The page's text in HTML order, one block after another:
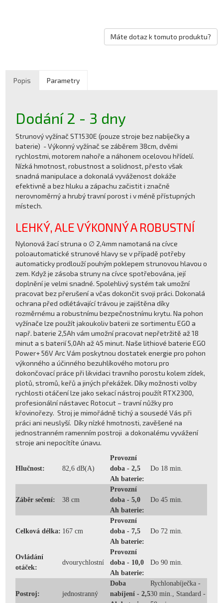
Máte dotaz k tomuto produktu?
Popis Parametry
Dodání 2 - 3 dny
Strunový vyžínač ST1530E (pouze stroje bez nabíječky a
baterie) - Výkonný vyžínač se záběrem 38cm, dvěmi
rychlostmi, motorem nahoře a náhonem ocelovou hřídelí.
Nízká hmotnost, robustnost a solidnost, přesto však
snadná manipulace a dokonalá vyváženost dokáže
efektivně a bez hluku a zápachu začistit i značně
nerovnoměrný a hrubý travní porost i v méně přístupných
místech.
LEHKÝ, ALE VÝKONNÝ A ROBUSTNÍ
Nylonová žací struna o ∅ 2,4mm namotaná na cívce
poloautomatické strunové hlavy se v případě potřeby
automaticky prodlouží pouhým poklepem strunovou hlavou o
zem. Když je zásoba struny na cívce spotřebována, její
doplnění je velmi snadné. Spolehlivý systém tak umožní
pracovat bez přerušení a včas dokončit svoji práci. Dokonalá
ochrana před odlétávající trávou je zajištěna díky
rozměrnému a robustnímu bezpečnostnímu krytu. Na pohon
vyžínače lze použít jakoukoliv baterii ze sortimentu EGO a
např. baterie 2,5Ah vám umožní pracovat nepřetržitě až 18
minut a s baterií 5,0Ah až 45 minut. Naše lithiové baterie EGO
Power+ 56V Arc Vám poskytnou dostatek energie pro pohon
výkonného a účinného bezuhlíkového motoru pro
dokončovací práce při likvidaci travního porostu kolem zídek,
plotů, stromů, keřů a jiných překážek. Díky možnosti volby
rychlosti otáčení lze jako sekací nástroj použít RTX2300,
profesionální nástavec Rotocut – travní nůžky pro
křovinořezy. Stroj je mimořádně tichý a sousedé Vás při
práci ani neuslyší. Díky nízké hmotnosti, zavěšené na
jednostranném ramenním postroji a dokonalému vyvážení
stroje ani nepocítíte únavu.
Hlučnost: 82,6 dB(A)
Provozní
doba - 2,5
Ah baterie:
Do 18 min.
Záběr sečení: 38 cm
Provozní
doba - 5,0
Ah baterie:
Do 45 min.
Celková délka: 167 cm
Provozní
doba - 7,5
Ah baterie:
Do 72 min.
Ovládání
otáček:
dvourychlostní
Provozní
doba - 10,0
Ah baterie:
Do 90 min.
Postroj: jednostranný
Doba
nabíjení - 2,5
Rychlonabíječka -
30 min., Standard -